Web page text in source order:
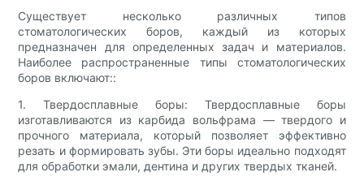
Существует несколько различных типов
стоматологических боров, каждый из которых
предназначен для определенных задач и материалов.
Наиболее распространенные типы стоматологических
боров включают::
1. Твердосплавные боры: Твердосплавные боры
изготавливаются из карбида вольфрама — твердого и
прочного материала, который позволяет эффективно
резать и формировать зубы. Эти боры идеально подходят
для обработки эмали, дентина и других твердых тканей.